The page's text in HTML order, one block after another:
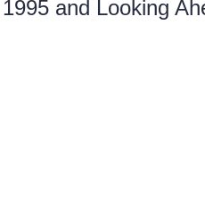
and Looking